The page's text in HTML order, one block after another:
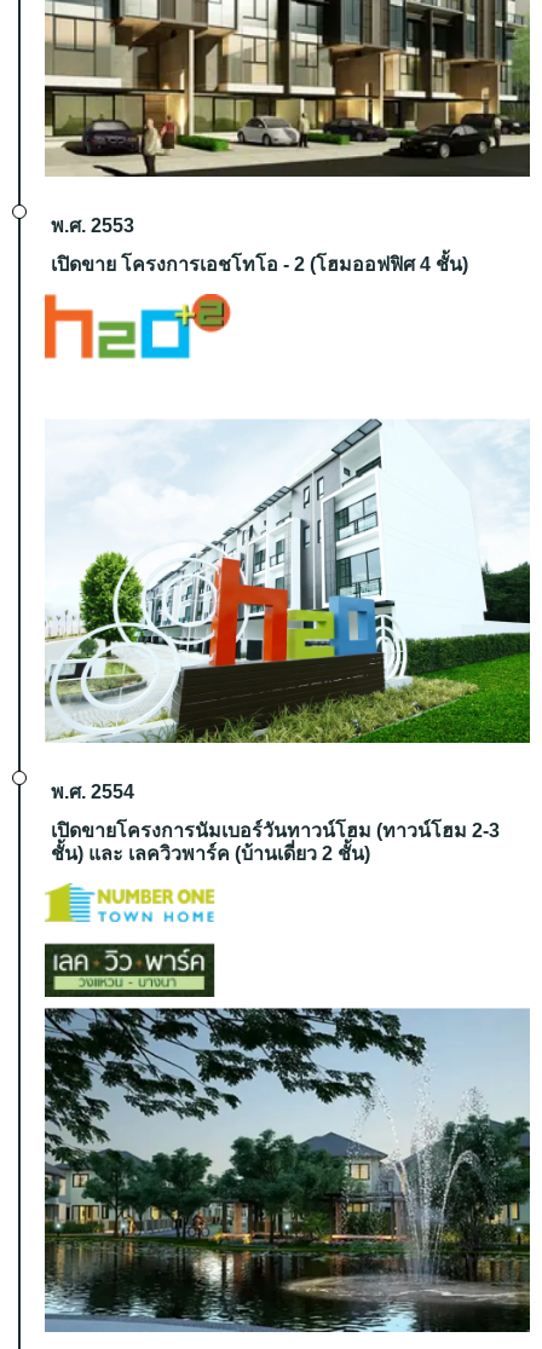
พ.ศ. 2553
เปิดขาย โครงการเอชโทโอ - 2 (โฮมออฟฟิศ 4 ชั้น)
พ.ศ. 2554
เปิดขายโครงการนัมเบอร์วันทาวน์โฮม (ทาวน์โฮม 2-3
ชั้น) และ เลควิวพาร์ค (บ้านเดี่ยว 2 ชั้น)